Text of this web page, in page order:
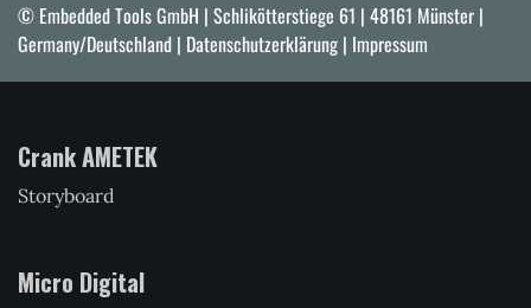
© Embedded Tools GmbH | Schlikötterstiege 61 | 48161 Münster |
Germany/Deutschland | Datenschutzerklärung | Impressum
Crank AMETEK
Storyboard
Micro Digital